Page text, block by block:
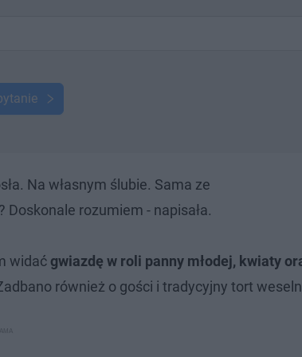
Na własnym ślubie. Sama ze
rozumiem - napisała.
widać gwiazdę w roli panny młodej, kwiaty
również o gości i tradycyjny tort